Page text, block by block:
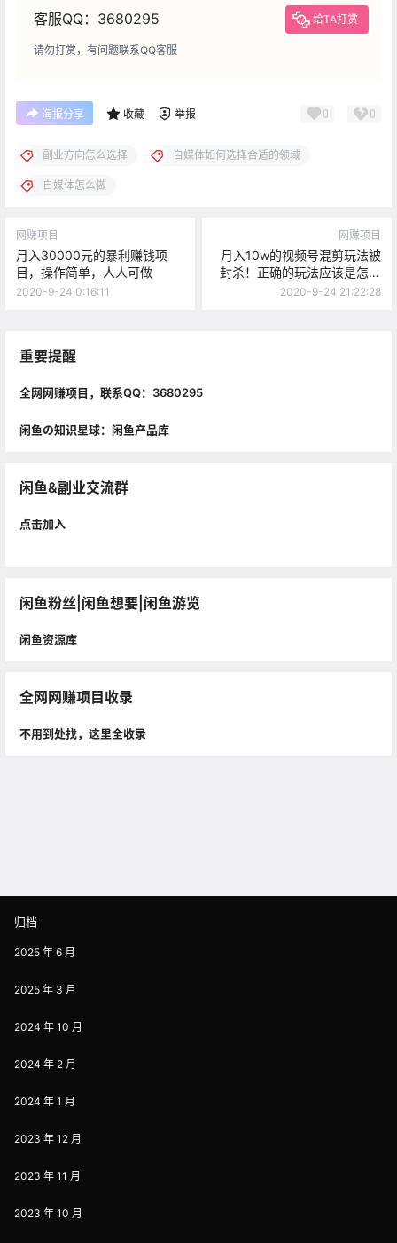
客服QQ：3680295 给TA打赏
请勿打赏，有问题联系QQ客服
海报分享 收藏 举报 0 0
副业方向怎么选择 自媒体如何选择合适的领域
自媒体怎么做
网赚项目
月入30000元的暴利赚钱项
目，操作简单，人人可做
2020-9-24 0:16:11
网赚项目
月入10w的视频号混剪玩法被
封杀！正确的玩法应该是怎样
的？
2020-9-24 21:22:28
重要提醒
全网网赚项目，联系QQ：3680295
闲鱼の知识星球：闲鱼产品库
闲鱼&副业交流群
点击加入
闲鱼粉丝|闲鱼想要|闲鱼游览
闲鱼资源库
全网网赚项目收录
不用到处找，这里全收录
归档
2025 年 6 月
2025 年 3 月
2024 年 10 月
2024 年 2 月
2024 年 1 月
2023 年 12 月
2023 年 11 月
2023 年 10 月